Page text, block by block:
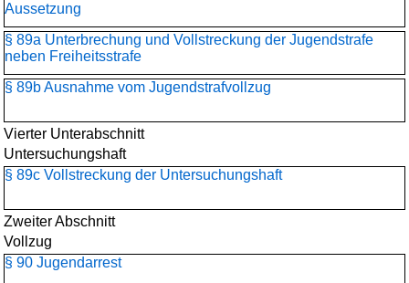
Aussetzung
§ 89a Unterbrechung und Vollstreckung der Jugendstrafe
neben Freiheitsstrafe
§ 89b Ausnahme vom Jugendstrafvollzug
Vierter Unterabschnitt
Untersuchungshaft
§ 89c Vollstreckung der Untersuchungshaft
Zweiter Abschnitt
Vollzug
§ 90 Jugendarrest